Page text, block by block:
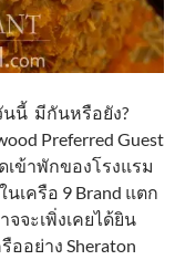
นี้ มีกันหรือยัง?
Preferred Guest
เข้าพักของโรงแรม
เครือ 9 Brand แตก
จะเพิ่งเคยได้ยิน
อย่าง Sheraton